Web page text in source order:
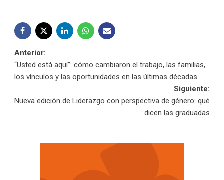
Navegación
de
entradas
Anterior:
“Usted está aquí”: cómo cambiaron el trabajo, las familias,
los vínculos y las oportunidades en las últimas décadas
Siguiente:
Nueva edición de Liderazgo con perspectiva de género: qué
dicen las graduadas